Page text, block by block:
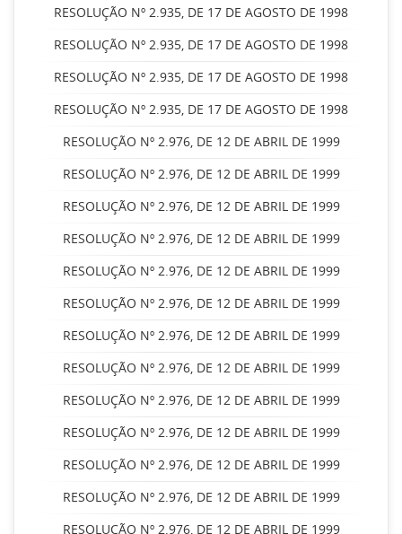
RESOLUÇÃO Nº 2.935, DE 17 DE AGOSTO DE 1998
RESOLUÇÃO Nº 2.935, DE 17 DE AGOSTO DE 1998
RESOLUÇÃO Nº 2.935, DE 17 DE AGOSTO DE 1998
RESOLUÇÃO Nº 2.935, DE 17 DE AGOSTO DE 1998
RESOLUÇÃO Nº 2.976, DE 12 DE ABRIL DE 1999
RESOLUÇÃO Nº 2.976, DE 12 DE ABRIL DE 1999
RESOLUÇÃO Nº 2.976, DE 12 DE ABRIL DE 1999
RESOLUÇÃO Nº 2.976, DE 12 DE ABRIL DE 1999
RESOLUÇÃO Nº 2.976, DE 12 DE ABRIL DE 1999
RESOLUÇÃO Nº 2.976, DE 12 DE ABRIL DE 1999
RESOLUÇÃO Nº 2.976, DE 12 DE ABRIL DE 1999
RESOLUÇÃO Nº 2.976, DE 12 DE ABRIL DE 1999
RESOLUÇÃO Nº 2.976, DE 12 DE ABRIL DE 1999
RESOLUÇÃO Nº 2.976, DE 12 DE ABRIL DE 1999
RESOLUÇÃO Nº 2.976, DE 12 DE ABRIL DE 1999
RESOLUÇÃO Nº 2.976, DE 12 DE ABRIL DE 1999
RESOLUÇÃO Nº 2.976, DE 12 DE ABRIL DE 1999